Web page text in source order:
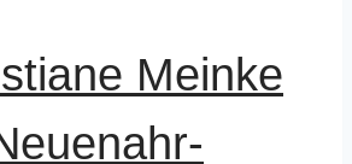
Meinke